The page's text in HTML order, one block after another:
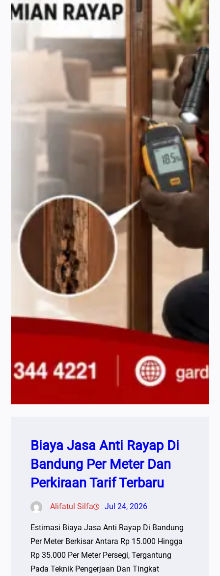
Biaya Jasa Anti Rayap Di
Bandung Per Meter Dan
Perkiraan Tarif Terbaru
Alifatul Silfa Jul 24, 2026
Estimasi Biaya Jasa Anti Rayap Di Bandung
Per Meter Berkisar Antara Rp 15.000 Hingga
Rp 35.000 Per Meter Persegi, Tergantung
Pada Teknik Pengerjaan Dan Tingkat